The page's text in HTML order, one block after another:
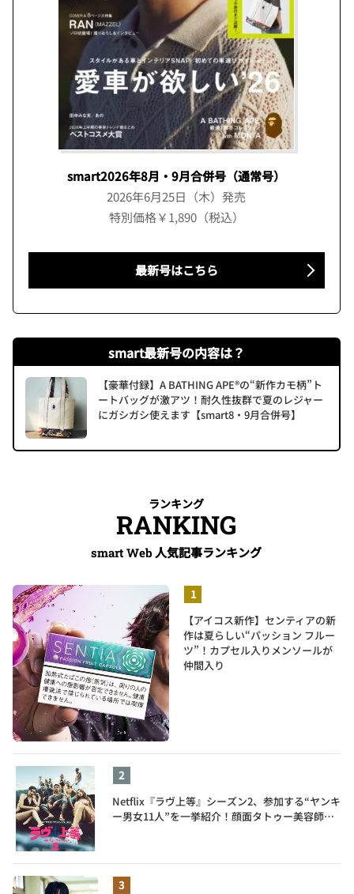
smart2026年8月・9月合併号（通常号）
2026年6月25日（木）発売
特別価格￥1,890（税込）
最新号はこちら
smart最新号の内容は？
【豪華付録】A BATHING APE®の“新作カモ柄”ト
ートバッグが激アツ！耐久性抜群で夏のレジャー
にガシガシ使えます【smart8・9月合併号】
ランキング
RANKING
smart Web 人気記事ランキング
【アイコス新作】センティアの新
作は夏らしい“パッション フルー
ツ”！カプセル入りメンソールが
仲間入り
Netflix『ラヴ上等』シーズン2、参加する“ヤンキ
ー男女11人”を一挙紹介！顔面タトゥー美容師、